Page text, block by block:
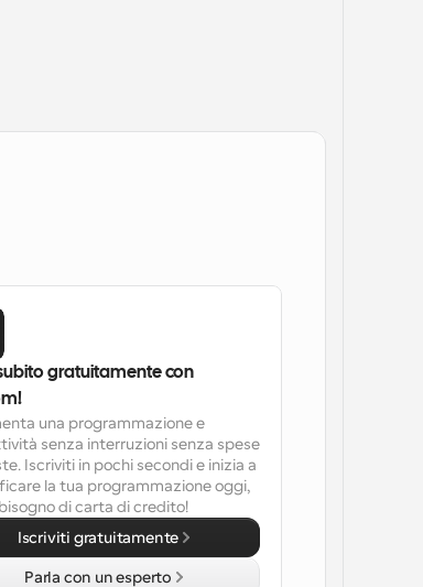
gratuitamente con
una programmazione e
senza interruzioni senza spese
Iscriviti in pochi secondi e inizia a
la tua programmazione oggi,
di carta di credito!
Iscriviti gratuitamente
Parla con un esperto